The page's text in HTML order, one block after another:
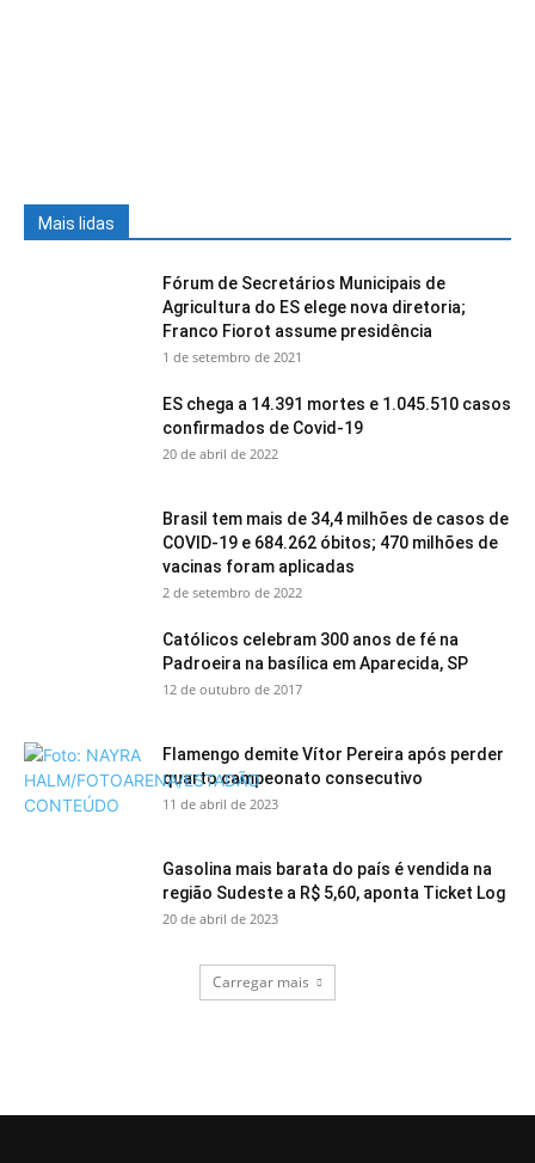
Mais lidas
Fórum de Secretários Municipais de
Agricultura do ES elege nova diretoria;
Franco Fiorot assume presidência
1 de setembro de 2021
ES chega a 14.391 mortes e 1.045.510 casos
confirmados de Covid-19
20 de abril de 2022
Brasil tem mais de 34,4 milhões de casos de
COVID-19 e 684.262 óbitos; 470 milhões de
vacinas foram aplicadas
2 de setembro de 2022
Católicos celebram 300 anos de fé na
Padroeira na basílica em Aparecida, SP
12 de outubro de 2017
Flamengo demite Vítor Pereira após perder
quarto campeonato consecutivo
11 de abril de 2023
Gasolina mais barata do país é vendida na
região Sudeste a R$ 5,60, aponta Ticket Log
20 de abril de 2023
Carregar mais